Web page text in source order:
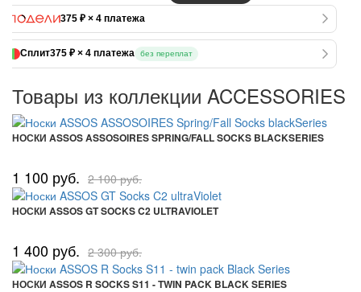
375 ₽ × 4 платежа
Сплит375 ₽ × 4 платежа без переплат
Товары из коллекции ACCESSORIES
НОСКИ ASSOS ASSOSOIRES SPRING/FALL SOCKS BLACKSERIES
1 100 руб. 2 100 руб.
НОСКИ ASSOS GT SOCKS C2 ULTRAVIOLET
1 400 руб. 2 300 руб.
НОСКИ ASSOS R SOCKS S11 - TWIN PACK BLACK SERIES